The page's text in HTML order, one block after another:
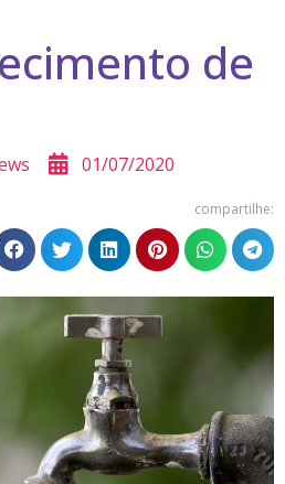
de
01/07/2020
compartilhe: